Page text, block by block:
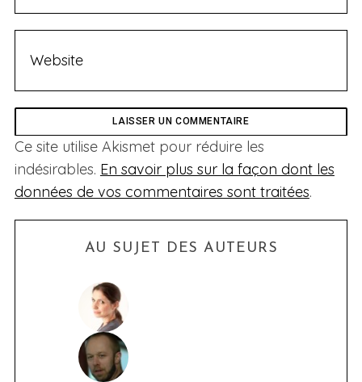
Ce site utilise Akismet pour réduire les
indésirables. En savoir plus sur la façon dont les
données de vos commentaires sont traitées.
AU SUJET DES AUTEURS